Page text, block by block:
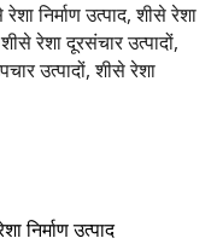
निर्माण उत्पाद, शीसे रेशा
रेशा दूरसंचार उत्पादों,
उत्पादों, शीसे रेशा
निर्माण उत्पाद